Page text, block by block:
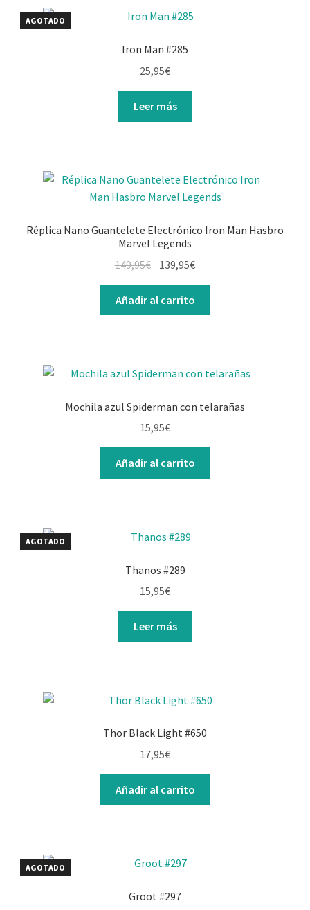
AGOTADO
Iron Man #285
25,95€
Leer más
Réplica Nano Guantelete Electrónico Iron Man Hasbro
Marvel Legends
149,95€ 139,95€
Añadir al carrito
Mochila azul Spiderman con telarañas
15,95€
Añadir al carrito
AGOTADO
Thanos #289
15,95€
Leer más
Thor Black Light #650
17,95€
Añadir al carrito
AGOTADO
Groot #297